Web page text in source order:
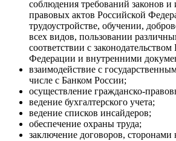
соблюдения требований законов
правовых актов Российской
трудоустройстве, обучении,
всех видов, пользовании
соответствии с законодательством
Федерации и внутренними
взаимодействие с
числе с Банком России;
осуществление гражданско-
ведение бухгалтерского учета;
ведение списков инсайдеров;
обеспечение охраны труда;
заключение договоров, сторонами